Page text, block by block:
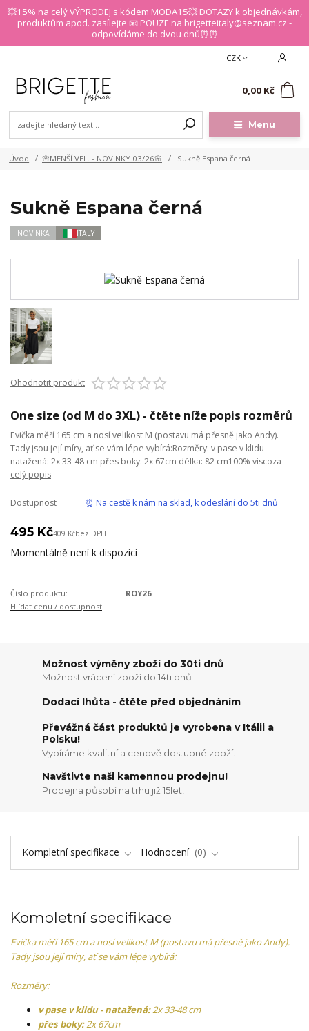
💥15% na celý VÝPRODEJ s kódem MODA15💥 DOTAZY k objednávkám,
produktům apod. zasílejte 📧 POUZE na brigetteitaly@seznam.cz -
odpovídáme do dvou dnů⏰⏰
Menu
CZK
0,00 Kč
Úvod 🌸MENŠÍ VEL. - NOVINKY 03/26🌸 Sukně Espana černá
Sukně Espana černá
NOVINKA ITALY
Ohodnotit produkt
One size (od M do 3XL) - čtěte níže popis rozměrů
Evička měří 165 cm a nosí velikost M (postavu má přesně jako Andy).
Tady jsou její míry, ať se vám lépe vybírá:Rozměry: v pase v klidu -
natažená: 2x 33-48 cm přes boky: 2x 67cm délka: 82 cm100% viscoza
celý popis
Dostupnost ⏰ Na cestě k nám na sklad, k odeslání do 5ti dnů
495 Kč409 Kčbez DPH
Momentálně není k dispozici
Číslo produktu:
ROY26
Hlídat cenu / dostupnost
Možnost výměny zboží do 30ti dnů
Možnost vrácení zboží do 14ti dnů
Dodací lhůta - čtěte před objednáním
Převážná část produktů je vyrobena v Itálii a
Polsku!
Vybíráme kvalitní a cenově dostupné zboží.
Navštivte naši kamennou prodejnu!
Prodejna působí na trhu již 15let!
Kompletní specifikace Hodnocení 0
Kompletní specifikace
Evička měří 165 cm a nosí velikost M (postavu má přesně jako Andy).
Tady jsou její míry, ať se vám lépe vybírá:
Rozměry:
v pase v klidu - natažená:2x 33-48 cm
přes boky:2x 67cm